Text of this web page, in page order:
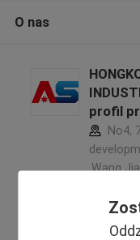
O nas
profil
No4,
,Wang
5.0